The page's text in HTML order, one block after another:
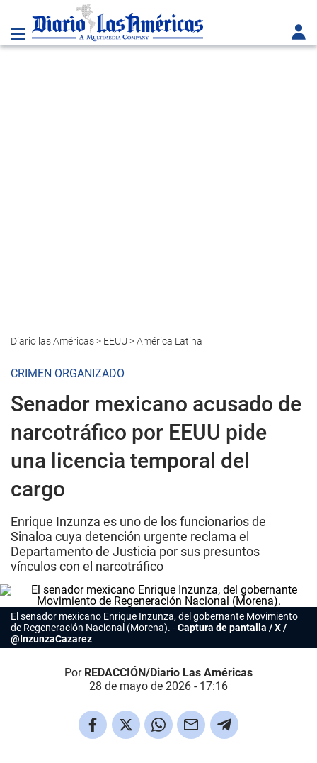
Diario las Américas> EEUU >América Latina
CRIMEN ORGANIZADO
Senador mexicano acusado de
narcotráfico por EEUU pide
una licencia temporal del
cargo
Enrique Inzunza es uno de los funcionarios de
Sinaloa cuya detención urgente reclama el
Departamento de Justicia por sus presuntos
vínculos con el narcotráfico
El senador mexicano Enrique Inzunza, del gobernante Movimiento
de Regeneración Nacional (Morena).
Captura de pantalla / X /
@InzunzaCazarez
Por REDACCIÓN/Diario Las Américas
28 de mayo de 2026 - 17:16